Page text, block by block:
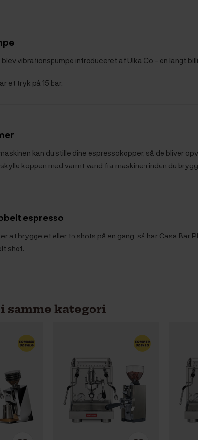
blev vibrationspumpe introduceret af Ulka Co - en langt
et tryk på 15 bar.
kan du stille dine espressokopper, så de bliver
koppen med varmt vand fra maskinen inden du
espresso
at brygge et eller to shots på en gang, så har Casa
shot.
samme kategori